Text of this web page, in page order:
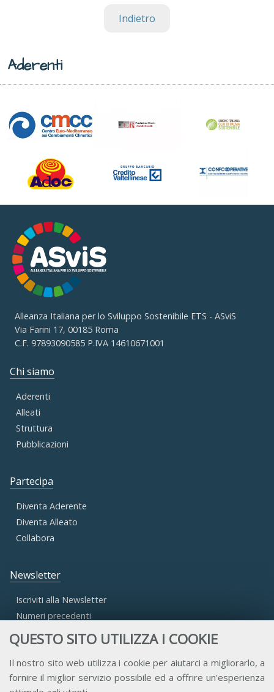
QUESTO SITO UTILIZZA I COOKIE
Il nostro sito web utilizza i cookie per aiutarci a migliorarlo, a
fornire il miglior servizio possibile ed a offrire un'esperienza
Indietro
Aderenti
Alleanza Italiana per lo Sviluppo Sostenibile ETS - ASviS
Via Farini 17, 00185 Roma
C.F. 97893090585 P.IVA 14610671001
Chi siamo
Aderenti
Alleati
Struttura
Pubblicazioni
Partecipa
Diventa Aderente
Diventa Alleato
Collabora
Newsletter
Iscriviti alla Newsletter
Numeri precedenti
Accesso Aderenti